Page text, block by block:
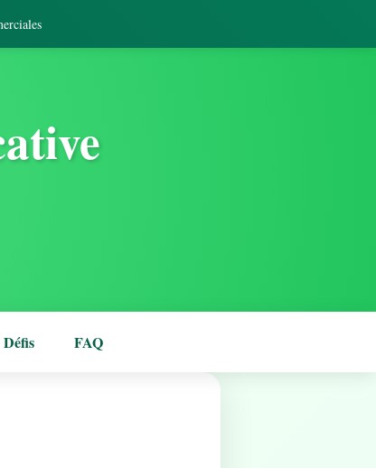
Défis FAQ